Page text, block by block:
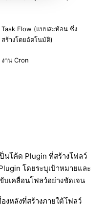
Task Flow (แบบสะท้อน ซึ่ง
สร้างโดยอัตโนมัติ)
งาน Cron
นโค้ด Plugin ที่สร้างโฟลว์
โดยระบุเป้าหมายและ
เคลื่อนโฟลว์อย่างชัดเจน
งหลังที่สร้างภายใต้โฟลว์